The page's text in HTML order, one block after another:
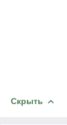
Скрыть